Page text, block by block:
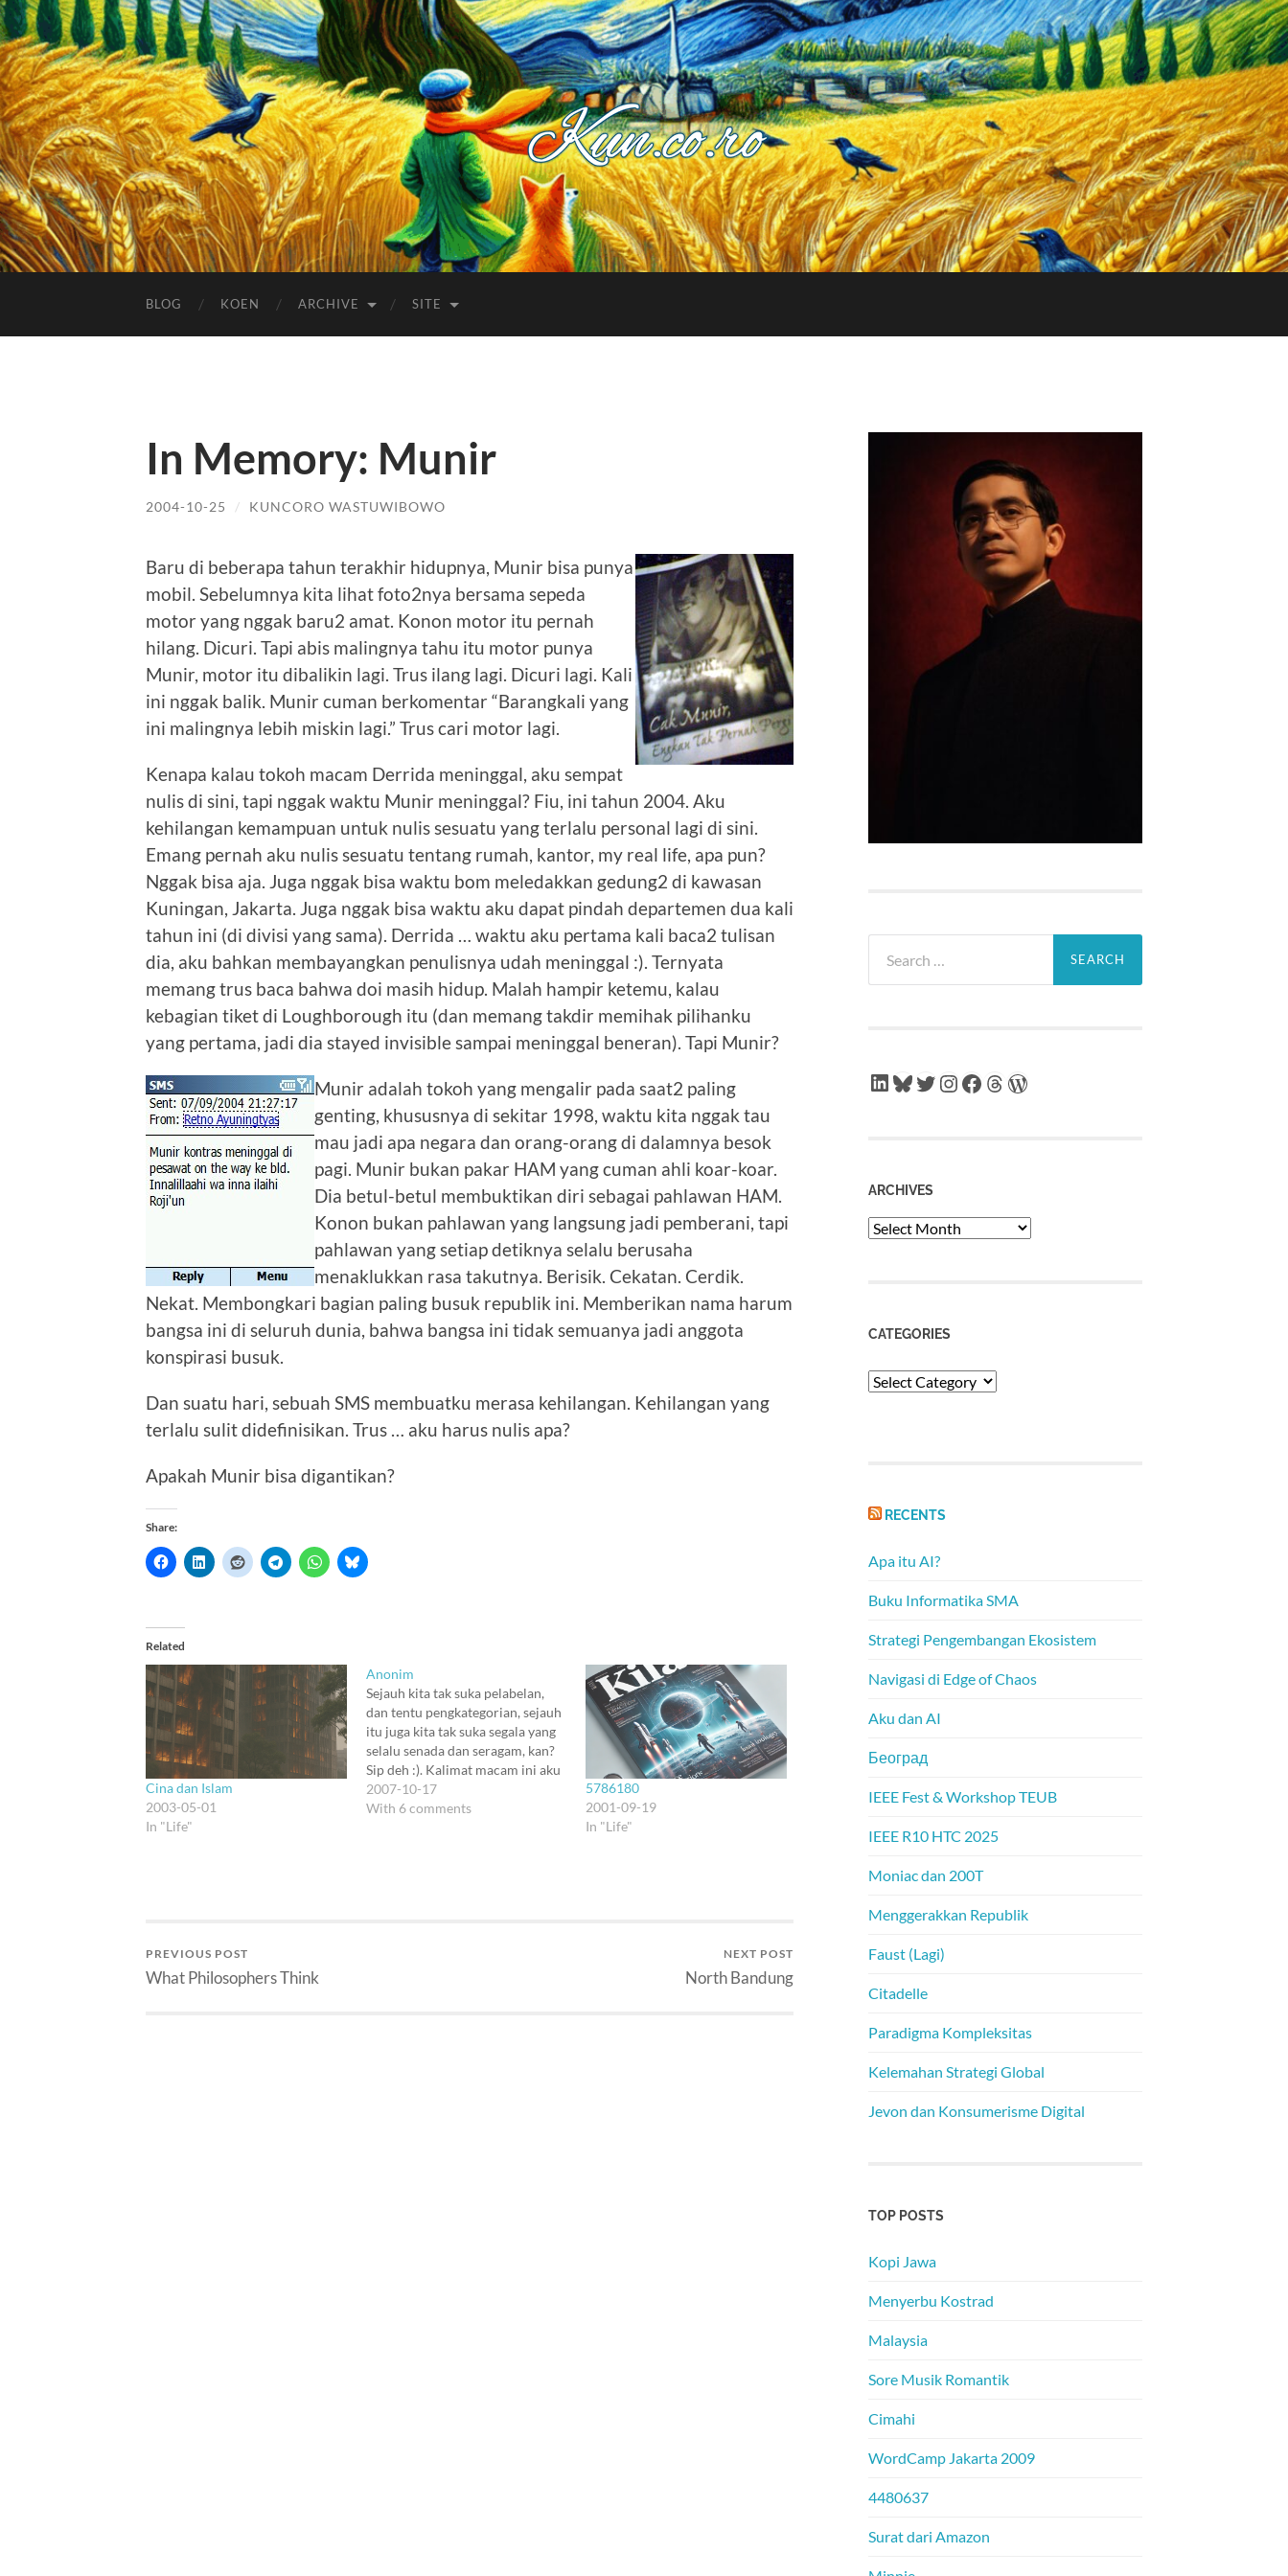
Kuncoro++
BLOG KOEN ARCHIVE SITE
In Memory: Munir
2004-10-25 / KUNCORO WASTUWIBOWO
Baru di beberapa tahun terakhir hidupnya, Munir bisa punya
mobil. Sebelumnya kita lihat foto2nya bersama sepeda
motor yang nggak baru2 amat. Konon motor itu pernah
hilang. Dicuri. Tapi abis malingnya tahu itu motor punya
Munir, motor itu dibalikin lagi. Trus ilang lagi. Dicuri lagi. Kali
ini nggak balik. Munir cuman berkomentar “Barangkali yang
ini malingnya lebih miskin lagi.” Trus cari motor lagi.
Kenapa kalau tokoh macam Derrida meninggal, aku sempat
nulis di sini, tapi nggak waktu Munir meninggal? Fiu, ini tahun 2004. Aku
kehilangan kemampuan untuk nulis sesuatu yang terlalu personal lagi di sini.
Emang pernah aku nulis sesuatu tentang rumah, kantor, my real life, apa pun?
Nggak bisa aja. Juga nggak bisa waktu bom meledakkan gedung2 di kawasan
Kuningan, Jakarta. Juga nggak bisa waktu aku dapat pindah departemen dua kali
tahun ini (di divisi yang sama). Derrida … waktu aku pertama kali baca2 tulisan
dia, aku bahkan membayangkan penulisnya udah meninggal :). Ternyata
memang trus baca bahwa doi masih hidup. Malah hampir ketemu, kalau
kebagian tiket di Loughborough itu (dan memang takdir memihak pilihanku
yang pertama, jadi dia stayed invisible sampai meninggal beneran). Tapi Munir?
Munir adalah tokoh yang mengalir pada saat2 paling
genting, khususnya di sekitar 1998, waktu kita nggak tau
mau jadi apa negara dan orang-orang di dalamnya besok
pagi. Munir bukan pakar HAM yang cuman ahli koar-koar.
Dia betul-betul membuktikan diri sebagai pahlawan HAM.
Konon bukan pahlawan yang langsung jadi pemberani, tapi
pahlawan yang setiap detiknya selalu berusaha
menaklukkan rasa takutnya. Berisik. Cekatan. Cerdik.
Nekat. Membongkari bagian paling busuk republik ini. Memberikan nama harum
bangsa ini di seluruh dunia, bahwa bangsa ini tidak semuanya jadi anggota
konspirasi busuk.
Dan suatu hari, sebuah SMS membuatku merasa kehilangan. Kehilangan yang
terlalu sulit didefinisikan. Trus … aku harus nulis apa?
Apakah Munir bisa digantikan?
Share:
Related
Cina dan Islam
2003-05-01
In "Life"
Anonim
Sejauh kita tak suka pelabelan,
dan tentu pengkategorian, sejauh
itu juga kita tak suka segala yang
selalu senada dan seragam, kan?
Sip deh :). Kalimat macam ini aku
tulis waktu kata blog belum ada di
kepalaku, dan semua catatan
2007-10-17
With 6 comments
5786180
2001-09-19
In "Life"
PREVIOUS POST
What Philosophers Think
NEXT POST
North Bandung
for:
LinkedIn
Bluesky
Twitter
Instagram
Facebook
Threads
WordPress
ARCHIVES
Archives
CATEGORIES
Categories
RECENTS
Apa itu AI?
Buku Informatika SMA
Strategi Pengembangan Ekosistem
Navigasi di Edge of Chaos
Aku dan AI
Београд
IEEE Fest & Workshop TEUB
IEEE R10 HTC 2025
Moniac dan 200T
Menggerakkan Republik
Faust (Lagi)
Citadelle
Paradigma Kompleksitas
Kelemahan Strategi Global
Jevon dan Konsumerisme Digital
TOP POSTS
Kopi Jawa
Menyerbu Kostrad
Malaysia
Sore Musik Romantik
Cimahi
WordCamp Jakarta 2009
4480637
Surat dari Amazon